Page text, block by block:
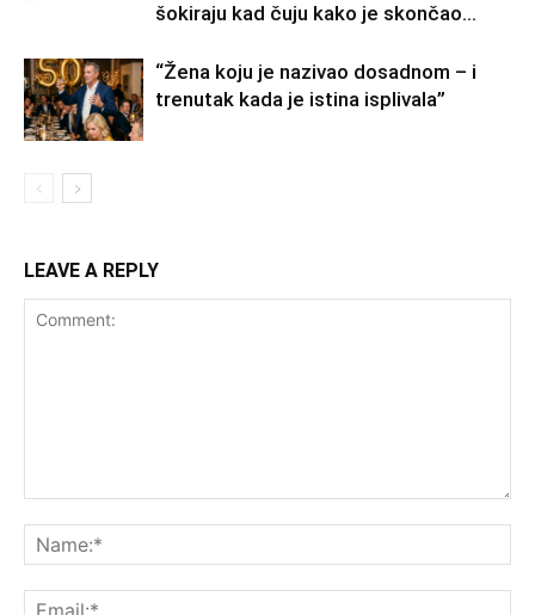
šokiraju kad čuju kako je skončao...
“Žena koju je nazivao dosadnom – i
trenutak kada je istina isplivala”
LEAVE A REPLY